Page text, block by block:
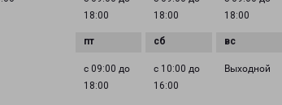
18:00
18:00
18:00
с 09:00 до
18:00
с 10:00 до
16:00
Выходной